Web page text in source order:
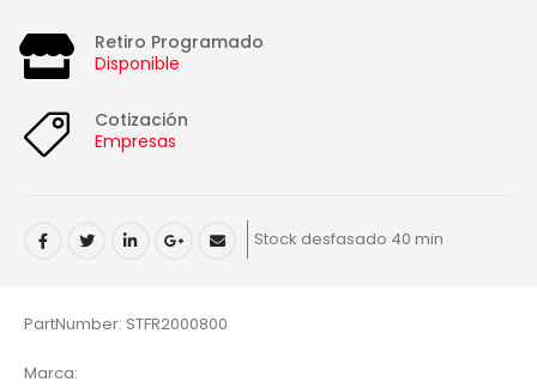
Retiro Programado
Disponible
Cotización
Empresas
Stock desfasado 40 min
PartNumber: STFR2000800
Marca: